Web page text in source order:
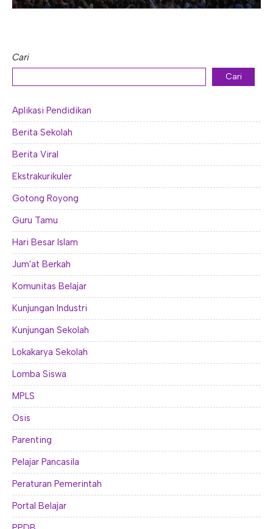
Cari
Cari
Aplikasi Pendidikan
Berita Sekolah
Berita Viral
Ekstrakurikuler
Gotong Royong
Guru Tamu
Hari Besar Islam
Jum'at Berkah
Komunitas Belajar
Kunjungan Industri
Kunjungan Sekolah
Lokakarya Sekolah
Lomba Siswa
MPLS
Osis
Parenting
Pelajar Pancasila
Peraturan Pemerintah
Portal Belajar